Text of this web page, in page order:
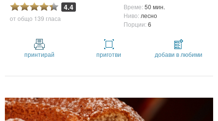
4.4
от общо 139 гласа
Време:50 мин.
Ниво: лесно
Порции:6
принтирай приготви добави в любими